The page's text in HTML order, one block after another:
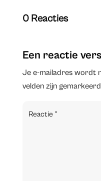
0 Reacties
Een reactie
Je e-mailadres wordt
velden zijn